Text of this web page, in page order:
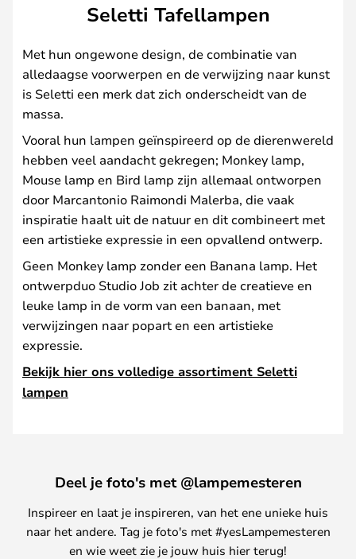
Seletti Tafellampen
Met hun ongewone design, de combinatie van
alledaagse voorwerpen en de verwijzing naar kunst
is Seletti een merk dat zich onderscheidt van de
massa.
Vooral hun lampen geïnspireerd op de dierenwereld
hebben veel aandacht gekregen; Monkey lamp,
Mouse lamp en Bird lamp zijn allemaal ontworpen
door Marcantonio Raimondi Malerba, die vaak
inspiratie haalt uit de natuur en dit combineert met
een artistieke expressie in een opvallend ontwerp.
Geen Monkey lamp zonder een Banana lamp. Het
ontwerpduo Studio Job zit achter de creatieve en
leuke lamp in de vorm van een banaan, met
verwijzingen naar popart en een artistieke
expressie.
Bekijk hier ons volledige assortiment Seletti
lampen
Deel je foto's met @lampemesteren
Inspireer en laat je inspireren, van het ene unieke huis
naar het andere. Tag je foto's met #yesLampemesteren
en wie weet zie je jouw huis hier terug!